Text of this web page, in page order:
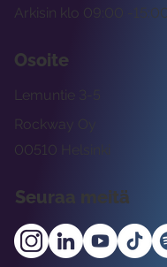
Arkisin klo 09:00 -
Osoite
Rockway Oy
Lemuntie 3-5
00510 Helsinki
Seuraa meitä